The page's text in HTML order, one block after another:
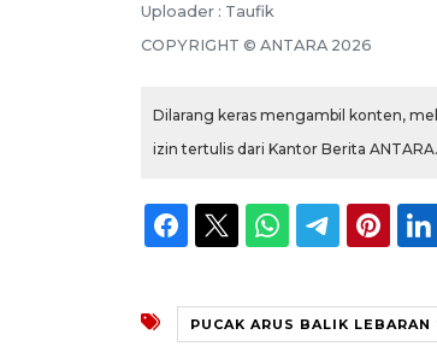
Uploader : Taufik
COPYRIGHT © ANTARA 2026
Dilarang keras mengambil konten,
izin tertulis dari Kantor Berita ANTARA.
PUCAK ARUS BALIK